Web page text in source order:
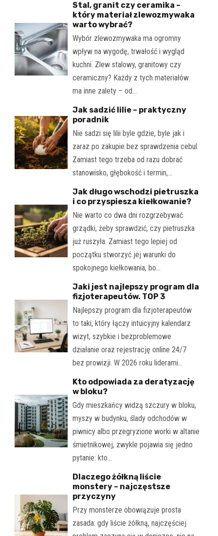
Stal, granit czy ceramika –
który materiał zlewozmywaka
warto wybrać?
Wybór zlewozmywaka ma ogromny
wpływ na wygodę, trwałość i wygląd
kuchni. Zlew stalowy, granitowy czy
ceramiczny? Każdy z tych materiałów
ma inne zalety – od…
Jak sadzić lilie – praktyczny
poradnik
Nie sadzi się lilii byle gdzie, byle jak i
zaraz po zakupie bez sprawdzenia cebul.
Zamiast tego trzeba od razu dobrać
stanowisko, głębokość i termin,…
Jak długo wschodzi pietruszka
i co przyspiesza kiełkowanie?
Nie warto co dwa dni rozgrzebywać
grządki, żeby sprawdzić, czy pietruszka
już ruszyła. Zamiast tego lepiej od
początku stworzyć jej warunki do
spokojnego kiełkowania, bo…
Jaki jest najlepszy program dla
fizjoterapeutów. TOP 3
Najlepszy program dla fizjoterapeutów
to taki, który łączy intuicyjny kalendarz
wizyt, szybkie i bezproblemowe
działanie oraz rejestrację online 24/7
bez prowizji. W 2026 roku liderami…
Kto odpowiada za deratyzację
w bloku?
Gdy mieszkańcy widzą szczury w bloku,
myszy w budynku, ślady odchodów w
piwnicy albo przegryzione worki w altanie
śmietnikowej, zwykle pojawia się jedno
pytanie: kto…
Dlaczego żółkną liście
monstery – najczęstsze
przyczyny
Przy monsterze obowiązuje prosta
zasada: gdy liście żółkną, najczęściej